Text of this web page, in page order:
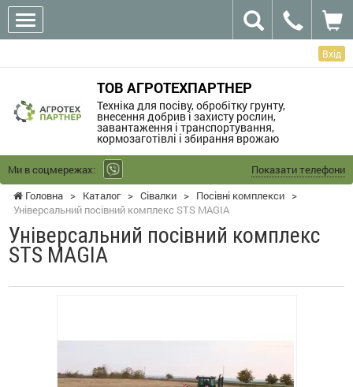
Вхід
ТОВ АГРОТЕХПАРТНЕР
Техніка для посіву, обробітку грунту,
внесення добрив і захисту рослин,
завантаження і транспортування,
кормозаготівлі і збирання врожаю
Ми в соцмережах:
Показати телефони
Головна > Каталог > Сівалки > Посівні комплекси >
Універсальний посівний комплекс STS MAGIA
Універсальний посівний комплекс
STS MAGIA